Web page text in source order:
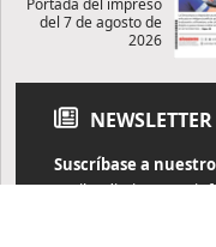
Portada del impreso
del 7 de agosto de
2026
NEWSLETTER
Suscríbase a
Reciba diariamente